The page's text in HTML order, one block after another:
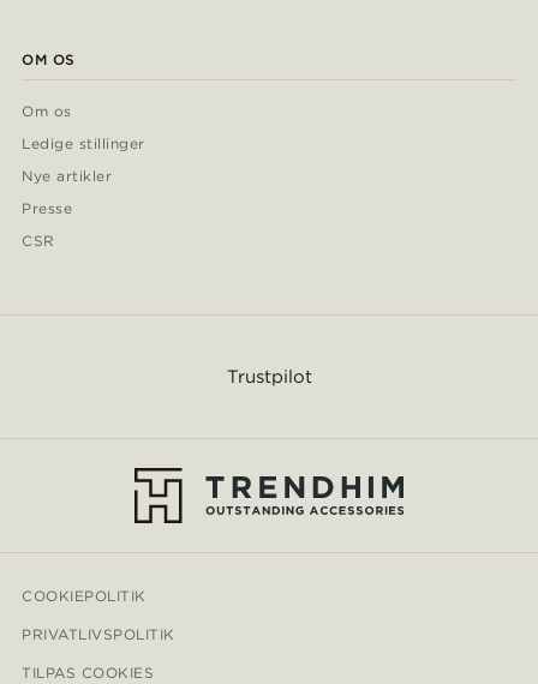
OM OS
Om os
Ledige stillinger
Nye artikler
Presse
CSR
Trustpilot
COOKIEPOLITIK
PRIVATLIVSPOLITIK
TILPAS COOKIES